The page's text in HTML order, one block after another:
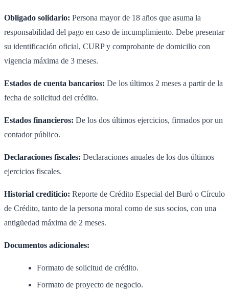
Obligado solidario: Persona mayor de 18 años que asuma la
responsabilidad del pago en caso de incumplimiento. Debe presentar
su identificación oficial, CURP y comprobante de domicilio con
vigencia máxima de 3 meses.
Estados de cuenta bancarios: De los últimos 2 meses a partir de la
fecha de solicitud del crédito.
Estados financieros: De los dos últimos ejercicios, firmados por un
contador público.
Declaraciones fiscales: Declaraciones anuales de los dos últimos
ejercicios fiscales.
Historial crediticio: Reporte de Crédito Especial del Buró o Círculo
de Crédito, tanto de la persona moral como de sus socios, con una
antigüedad máxima de 2 meses.
Documentos adicionales:
Formato de solicitud de crédito.
Formato de proyecto de negocio.